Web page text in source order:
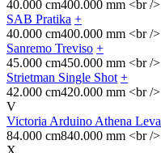
40.000 cm400.000 mm <br />
SAB Pratika +
40.000 cm400.000 mm <br />
Sanremo Treviso +
45.000 cm450.000 mm <br />
Strietman Single Shot +
42.000 cm420.000 mm <br />
V
Victoria Arduino Athena Leva
84.000 cm840.000 mm <br />
X